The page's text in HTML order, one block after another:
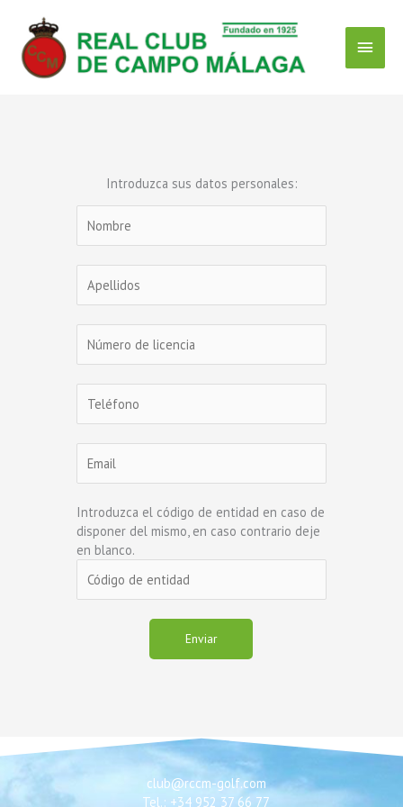
contenido
Menú
Introduzca sus datos personales:
Introduzca el código de entidad en caso de
disponer del mismo, en caso contrario deje
en blanco.
club@rccm-golf.com
Tel.: +34 952 37 66 77